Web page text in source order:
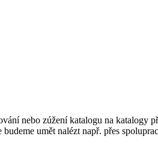
nebo zúžení katalogu na katalogy
umět nalézt např. přes